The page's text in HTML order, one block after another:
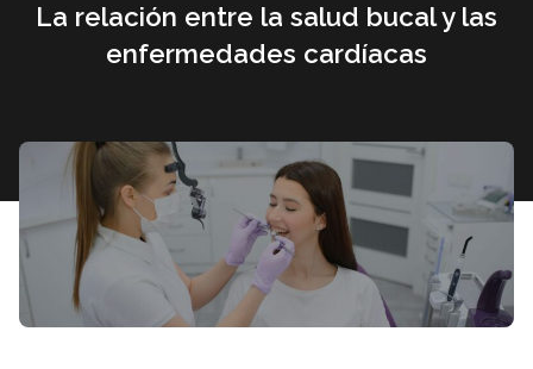
La relación entre la salud bucal y las
enfermedades cardíacas